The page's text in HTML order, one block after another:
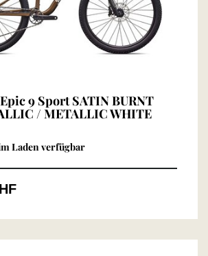
9 Sport SATIN BURNT
/ METALLIC WHITE
Laden verfügbar